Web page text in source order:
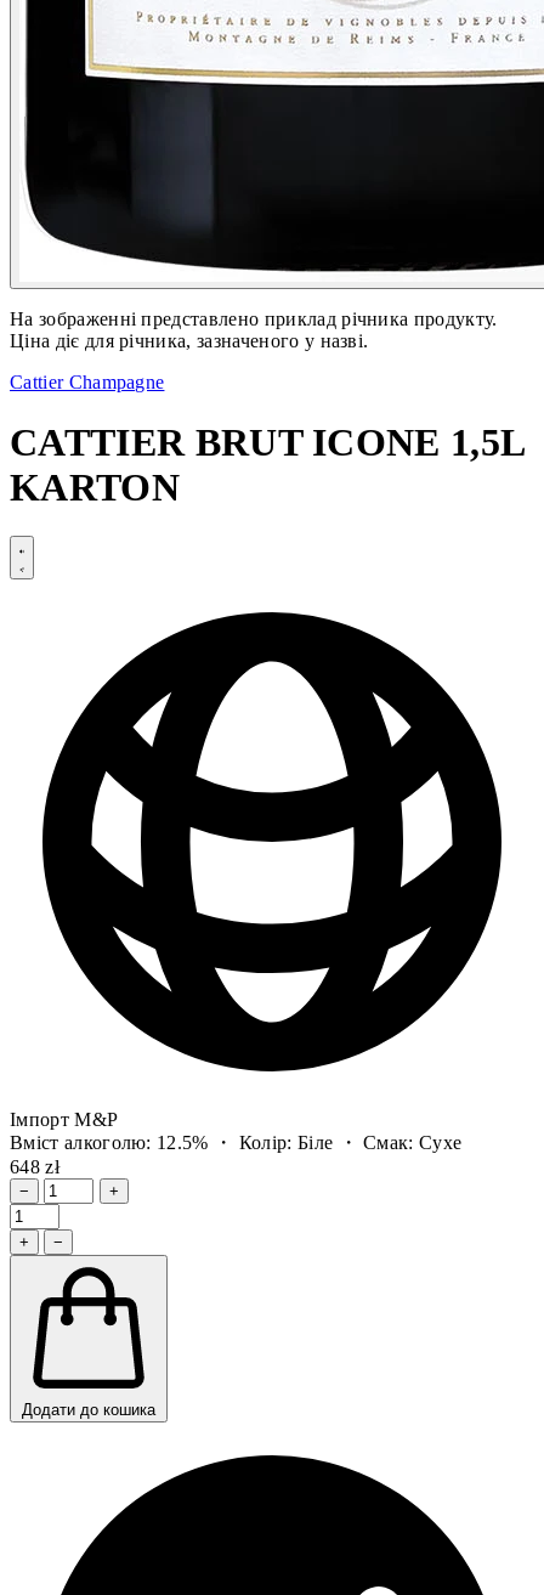
На зображенні представлено приклад річника продукту.
Ціна діє для річника, зазначеного у назві.
Cattier Champagne
CATTIER BRUT ICONE 1,5L
KARTON
Імпорт M&P
Вміст алкоголю: 12.5% ・ Колір: Біле ・ Смак: Сухе
648 zł
− +
+ −
Додати до кошика